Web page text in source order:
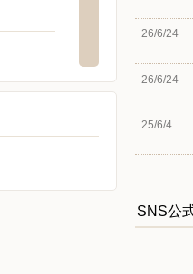
マックスバリュサンフ
〒515-0063 三重県松阪市大黒
26/6/24
26/6/24
25/6/4
SNS公